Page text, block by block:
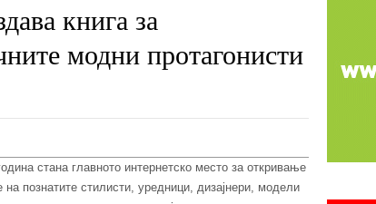
книга за
модни протагонисти
стана главното интернетско место за откривање
познатите стилисти, уредници, дизајнери, модели